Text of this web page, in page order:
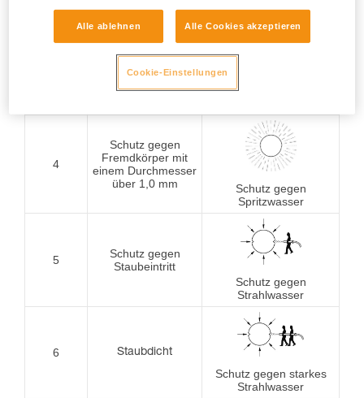
fallendes Tropfwasser
(15°-Winkel)
Schutz gegen
Fremdkörper mit
über 2,5 mm
4
Schutz gegen
Fremdkörper mit
einem Durchmesser
über 1,0 mm
Schutz gegen
Spritzwasser
5
Schutz gegen
Staubeintritt
Schutz gegen
Strahlwasser
6 Staubdicht
Schutz gegen starkes
Strahlwasser
Alle ablehnen Alle Cookies akzeptieren
Cookie-Einstellungen